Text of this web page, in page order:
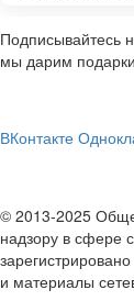
Подписывайтесь
мы дарим
ВКонтакте
© 2013-2025
надзору в сфере
и материалы